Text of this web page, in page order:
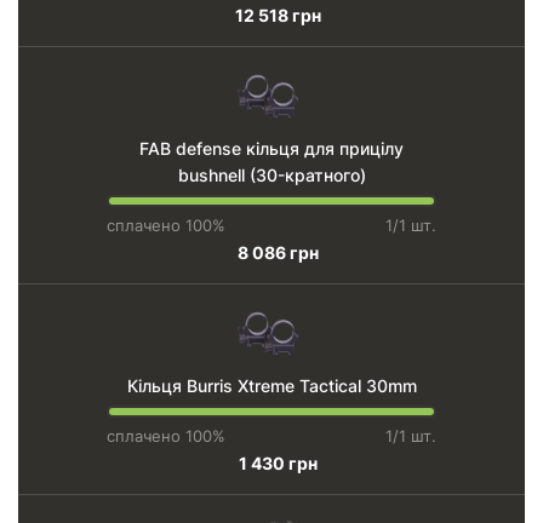
12 518 грн
FAB defense кільця для прицілу
bushnell (30-кратного)
сплачено 100% 1/1 шт.
8 086 грн
Кільця Burris Xtreme Tactical 30mm
сплачено 100% 1/1 шт.
1 430 грн